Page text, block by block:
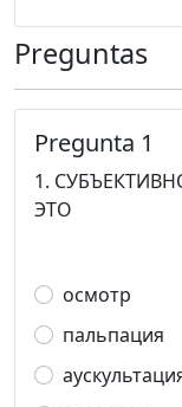
Preguntas
Pregunta 1
1.
ЭТО
осмотр
пальпация